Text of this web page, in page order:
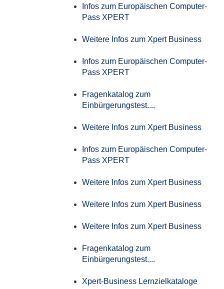
Infos zum Europäischen Computer-
Pass XPERT
Weitere Infos zum Xpert Business
Infos zum Europäischen Computer-
Pass XPERT
Fragenkatalog zum
Einbürgerungstest....
Weitere Infos zum Xpert Business
Infos zum Europäischen Computer-
Pass XPERT
Weitere Infos zum Xpert Business
Weitere Infos zum Xpert Business
Weitere Infos zum Xpert Business
Fragenkatalog zum
Einbürgerungstest....
Xpert-Business Lernzielkataloge